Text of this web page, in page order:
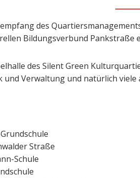
des
Bildungsverbund Pankstraße
des Silent Green
Verwaltung und natürlich
Straße
Schule